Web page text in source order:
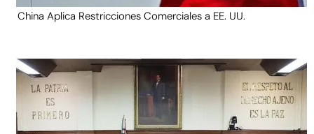
China Aplica Restricciones Comerciales a EE. UU.